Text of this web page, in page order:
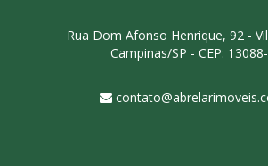
Rua Dom Afonso Henrique, 92 -
Campinas/SP - CEP: